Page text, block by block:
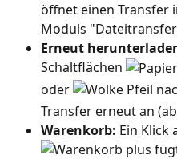
öffnet einen Transfer
Moduls
Erneut
Schaltflächen
oder
Transfer erneut an
Warenkorb: Ein Klick